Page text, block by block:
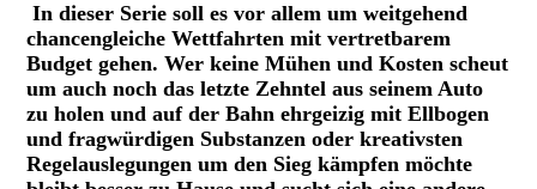
In dieser Serie soll es vor allem um weitgehend
chancengleiche Wettfahrten mit vertretbarem
Budget gehen. Wer keine Mühen und Kosten scheut
um auch noch das letzte Zehntel aus seinem Auto
zu holen und auf der Bahn ehrgeizig mit Ellbogen
und fragwürdigen Substanzen oder kreativsten
Regelauslegungen um den Sieg kämpfen möchte